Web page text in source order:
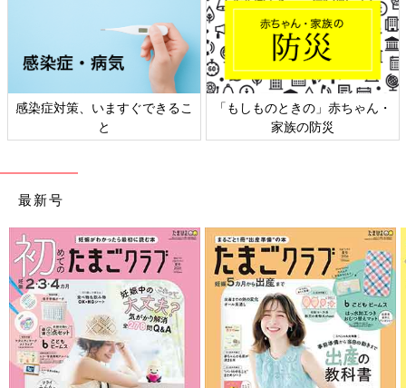
感染症対策、いますぐできるこ
と
「もしものときの」赤ちゃん・
家族の防災
最新号